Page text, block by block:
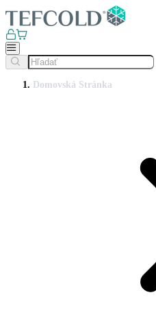
Domovská Stránka